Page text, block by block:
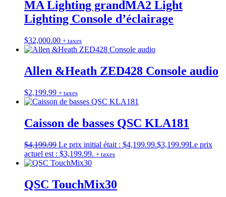
MA Lighting grandMA2 Light
Lighting Console d’éclairage
$32,000.00 + taxes
Allen &Heath ZED428 Console audio
$2,199.99 + taxes
Caisson de basses QSC KLA181
$4,199.99 Le prix initial était : $4,199.99.$3,199.99Le prix
actuel est : $3,199.99. + taxes
QSC TouchMix30